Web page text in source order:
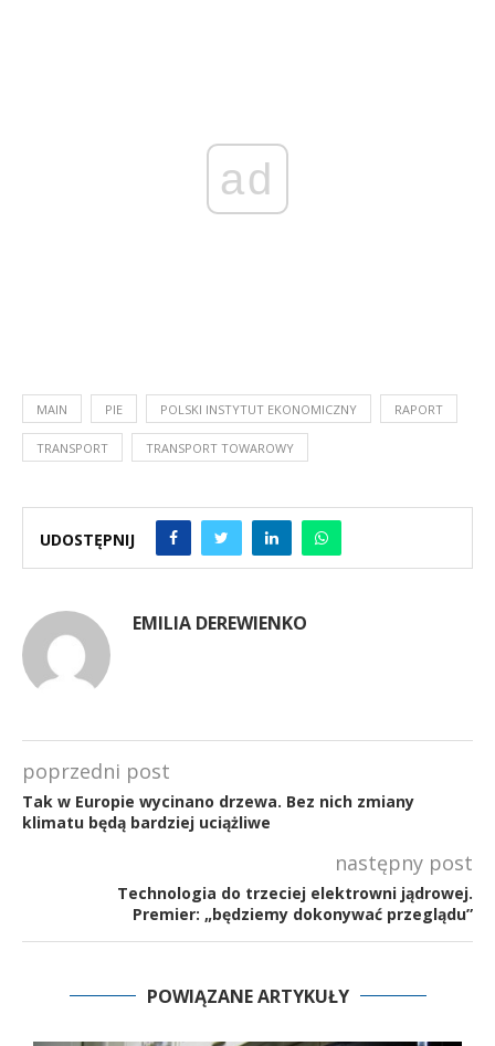
ad
MAIN PIE POLSKI INSTYTUT EKONOMICZNY RAPORT
TRANSPORT TRANSPORT TOWAROWY
UDOSTĘPNIJ
EMILIA DEREWIENKO
poprzedni post
Tak w Europie wycinano drzewa. Bez nich zmiany
klimatu będą bardziej uciążliwe
następny post
Technologia do trzeciej elektrowni jądrowej.
Premier: „będziemy dokonywać przeglądu”
POWIĄZANE ARTYKUŁY